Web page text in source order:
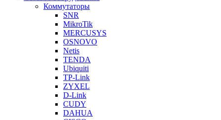
Коммутаторы
SNR
MikroTik
MERCUSYS
OSNOVO
Netis
TENDA
Ubiquiti
TP-Link
ZYXEL
D-Link
CUDY
DAHUA